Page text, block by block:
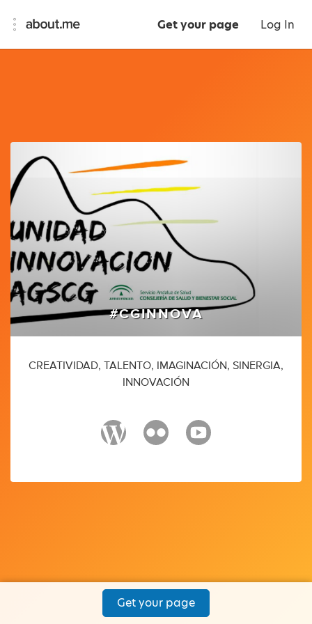
Get your page Log In
#CGINNOVA
CREATIVIDAD, TALENTO, IMAGINACIÓN, SINERGIA,
INNOVACIÓN
Get your page